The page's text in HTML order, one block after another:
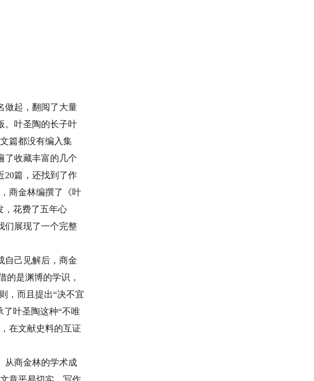
起，翻阅了大量
。叶圣陶的长子叶
篇都没有编入集
了收藏丰富的几个
20篇，还找到了作
商金林编撰了《叶
，花费了五年心
们展现了一个完整
己见解后，商金
的是渊博的学识，
，而且提出“决不宜
了叶圣陶这种“不唯
在文献史料的互证
商金林的学术成